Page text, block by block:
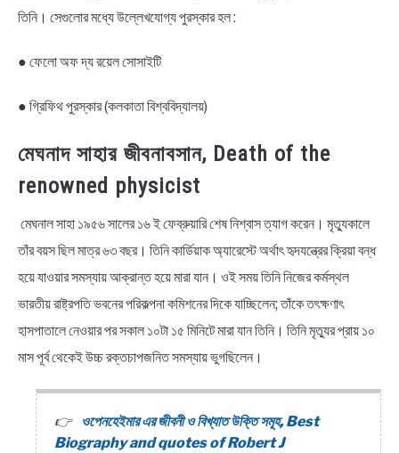
তিনি। সেগুলোর মধ্যে উল্লেখযোগ্য পুরস্কার হল :
● ফেলো অফ দ্য রয়েল সোসাইটি
● গ্রিফিথ পুরস্কার (কলকাতা বিশ্ববিদ্যালয়)
মেঘনাদ সাহার জীবনাবসান, Death of the
renowned physicist
মেঘনাল সাহা ১৯৫৬ সালের ১৬ ই ফেব্রুয়ারি শেষ নিশ্বাস ত্যাগ করেন। মৃত্যুকালে
তাঁর বয়স ছিল মাত্র ৬৩ বছর। তিনি কার্ডিয়াক অ্যারেস্টে অর্থাৎ হৃদযন্ত্রের ক্রিয়া বন্ধ
হয়ে যাওয়ার সমস্যায় আক্রান্ত হয়ে মারা যান। ওই সময় তিনি নিজের কর্মস্থল
ভারতীয় রাষ্ট্রপতি ভবনের পরিকল্পনা কমিশনের দিকে যাচ্ছিলেন; তাঁকে তৎক্ষণাৎ
হাসপাতালে নেওয়ার পর সকাল ১০টা ১৫ মিনিটে মারা যান তিনি। তিনি মৃত্যুর প্রায় ১০
মাস পূর্ব থেকেই উচ্চ রক্তচাপজনিত সমস্যায় ভুগছিলেন।
ওপেনহেইমার এর জীবনী ও বিখ্যাত উক্তি সমূহ, Best
Biography and quotes of Robert J